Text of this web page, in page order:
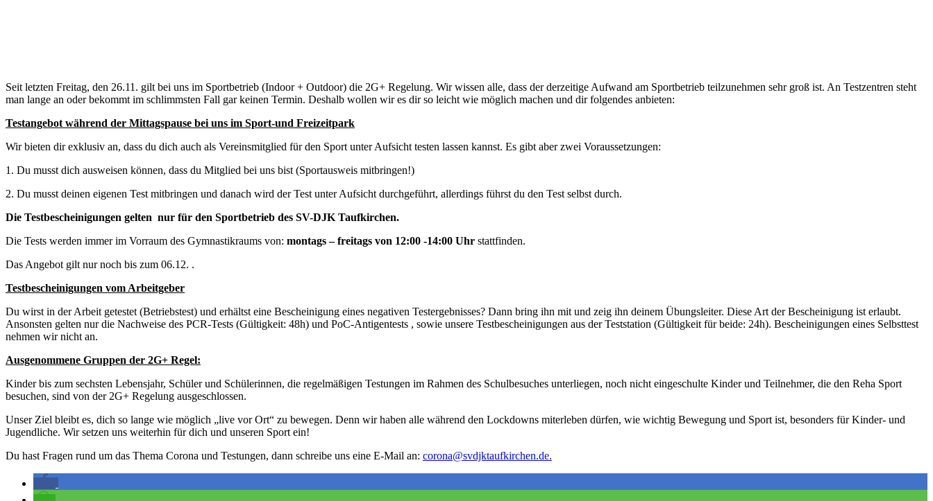
Seit letzten Freitag, den 26.11. gilt bei uns im Sportbetrieb (Indoor + Outdoor) die 2G+ Regelung. Wir wissen alle, dass der derzeitige Aufwand am Sportbetrieb teilzunehmen sehr groß ist. An Testzentren steht
man lange an oder bekommt im schlimmsten Fall gar keinen Termin. Deshalb wollen wir es dir so leicht wie möglich machen und dir folgendes anbieten:
Testangebot während der Mittagspause bei uns im Sport-und Freizeitpark
Wir bieten dir exklusiv an, dass du dich auch als Vereinsmitglied für den Sport unter Aufsicht testen lassen kannst. Es gibt aber zwei Voraussetzungen:
1. Du musst dich ausweisen können, dass du Mitglied bei uns bist (Sportausweis mitbringen!)
2. Du musst deinen eigenen Test mitbringen und danach wird der Test unter Aufsicht durchgeführt, allerdings führst du den Test selbst durch.
Die Testbescheinigungen gelten nur für den Sportbetrieb des SV-DJK Taufkirchen.
Die Tests werden immer im Vorraum des Gymnastikraums von: montags – freitags von 12:00 -14:00 Uhr stattfinden.
Das Angebot gilt nur noch bis zum 06.12. .
Testbescheinigungen vom Arbeitgeber
Du wirst in der Arbeit getestet (Betriebstest) und erhältst eine Bescheinigung eines negativen Testergebnisses? Dann bring ihn mit und zeig ihn deinem Übungsleiter. Diese Art der Bescheinigung ist erlaubt.
Ansonsten gelten nur die Nachweise des PCR-Tests (Gültigkeit: 48h) und PoC-Antigentests , sowie unsere Testbescheinigungen aus der Teststation (Gültigkeit für beide: 24h). Bescheinigungen eines Selbsttest
nehmen wir nicht an.
Ausgenommene Gruppen der 2G+ Regel:
Kinder bis zum sechsten Lebensjahr, Schüler und Schülerinnen, die regelmäßigen Testungen im Rahmen des Schulbesuches unterliegen, noch nicht eingeschulte Kinder und Teilnehmer, die den Reha Sport
besuchen, sind von der 2G+ Regelung ausgeschlossen.
Unser Ziel bleibt es, dich so lange wie möglich „live vor Ort“ zu bewegen. Denn wir haben alle während den Lockdowns miterleben dürfen, wie wichtig Bewegung und Sport ist, besonders für Kinder- und
Jugendliche. Wir setzen uns weiterhin für dich und unseren Sport ein!
Du hast Fragen rund um das Thema Corona und Testungen, dann schreibe uns eine E-Mail an: corona@svdjktaufkirchen.de.